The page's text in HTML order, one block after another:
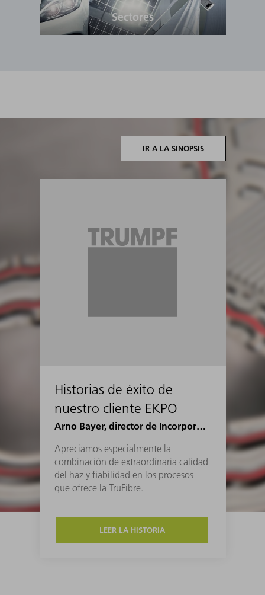
Sectores
IR A LA SINOPSIS
Historias de éxito de
nuestro cliente EKPO
Arno Bayer, director de Incorporación a la Ingeniería Industrial en EKPO
Apreciamos especialmente la
combinación de extraordinaria calidad
del haz y fiabilidad en los procesos
que ofrece la TruFibre.
LEER LA HISTORIA